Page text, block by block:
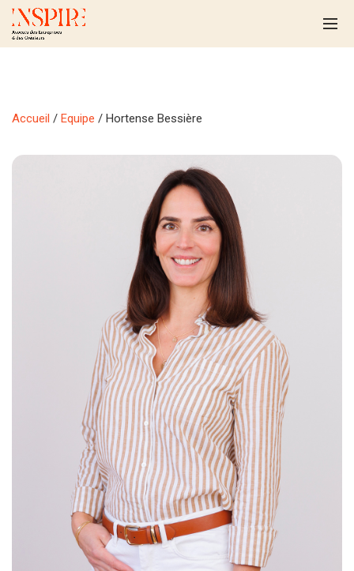
Accueil / Equipe / Hortense Bessière